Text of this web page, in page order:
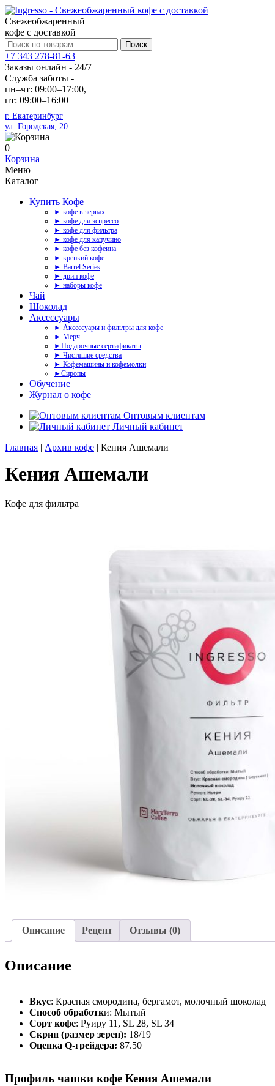
Свежеобжаренный
кофе с доставкой
Искать:
Поиск
+7 343 278-81-63
Заказы онлайн - 24/7
Служба заботы -
пн–чт: 09:00–17:00,
пт: 09:00–16:00
г. Екатеринбург
ул. Городская, 20
0
Корзина
Меню
Каталог
Купить Кофе
► кофе в зернах
► кофе для эспрессо
► кофе для фильтра
► кофе для капучино
► кофе без кофеина
► крепкий кофе
► Barrel Series
► дрип кофе
► наборы кофе
Чай
Шоколад
Аксессуары
► Аксессуары и фильтры для кофе
► Мерч
►Подарочные сертификаты
► Чистящие средства
► Кофемашины и кофемолки
►Сиропы
Обучение
Журнал о кофе
Оптовым клиентам
Личный кабинет
Главная | Архив кофе | Кения Ашемали
Кения Ашемали
Кофе для фильтра
Описание Рецепт Отзывы (0)
Описание
Вкус: Красная смородина, бергамот, молочный шоколад
Способ обработки: Мытый
Сорт кофе: Руиру 11, SL 28, SL 34
Скрин (размер зерен): 18/19
Оценка Q-грейдера: 87.50
Профиль чашки кофе Кения Ашемали